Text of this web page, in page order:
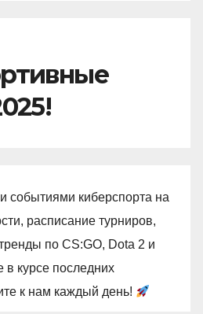
событиями киберспорта на
расписание турниров,
по CS:GO, Dota 2 и
в курсе последних
к нам каждый день!